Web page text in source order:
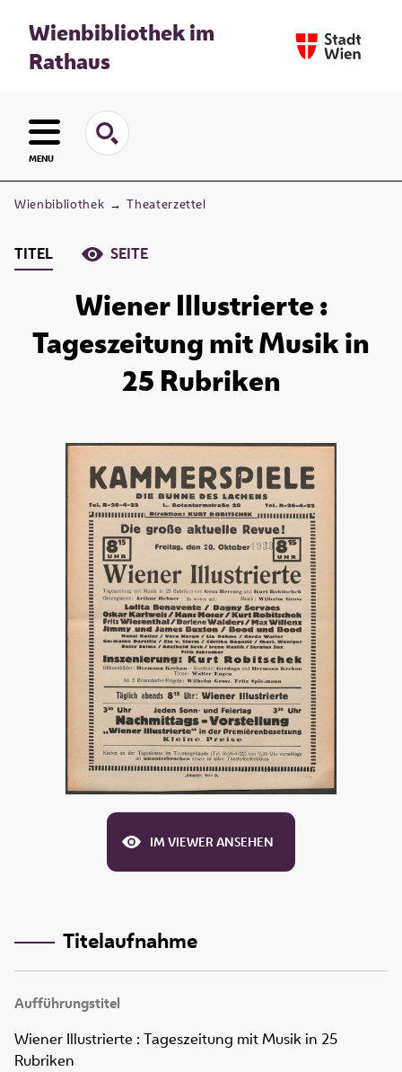
Wienbibliothek im
Rathaus
MENU
Wienbibliothek → Theaterzettel
TITEL SEITE
Wiener Illustrierte :
Tageszeitung mit Musik in
25 Rubriken
IM VIEWER ANSEHEN
Titelaufnahme
Aufführungstitel
Wiener Illustrierte : Tageszeitung mit Musik in 25
Rubriken